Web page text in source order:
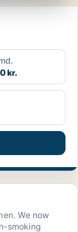
kr.
now
smoking